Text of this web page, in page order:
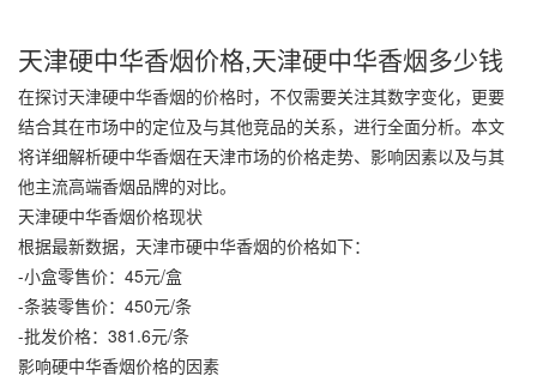
天津硬中华香烟价格,天津硬中华香烟多少钱
在探讨天津硬中华香烟的价格时，不仅需要关注其数字变化，更要
结合其在市场中的定位及与其他竞品的关系，进行全面分析。本文
将详细解析硬中华香烟在天津市场的价格走势、影响因素以及与其
他主流高端香烟品牌的对比。
天津硬中华香烟价格现状
根据最新数据，天津市硬中华香烟的价格如下：
-小盒零售价：45元/盒
-条装零售价：450元/条
-批发价格：381.6元/条
影响硬中华香烟价格的因素